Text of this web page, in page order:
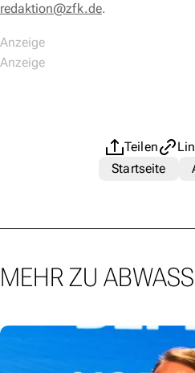
redaktion@zfk.de.
Teilen
Startseite
MEHR ZU